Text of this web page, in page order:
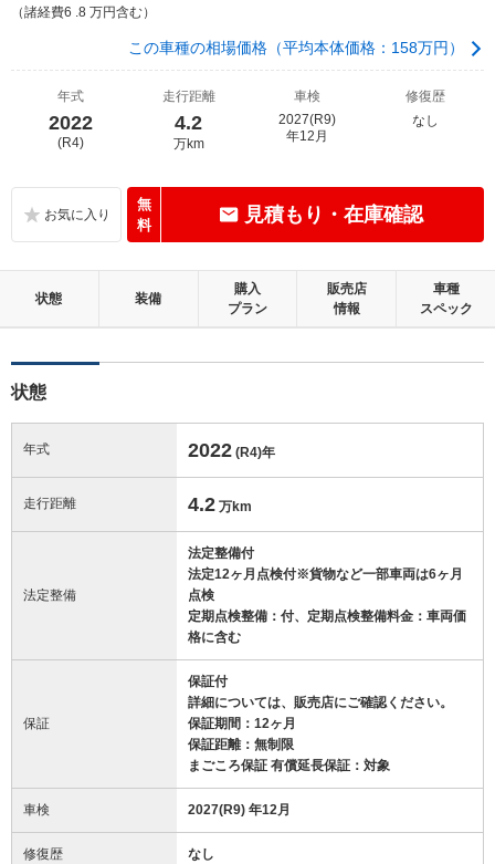
（諸経費6 .8 万円含む）
この車種の相場価格（平均本体価格：158万円）
年式
2022
(R4)
走行距離
4.2
万km
車検
2027(R9)
年12月
修復歴
なし
無
料
見積もり・在庫確認
状態 装備
購入
プラン
販売店
情報
車種
スペック
状態
年式 2022 (R4)年
走行距離 4.2 万km
法定整備
法定整備付
法定12ヶ月点検付※貨物など一部車両は6ヶ月
点検
定期点検整備：付、定期点検整備料金：車両価
格に含む
保証
保証付
詳細については、販売店にご確認ください。
保証期間：12ヶ月
保証距離：無制限
まごころ保証 有償延長保証：対象
車検 2027(R9) 年12月
修復歴 なし